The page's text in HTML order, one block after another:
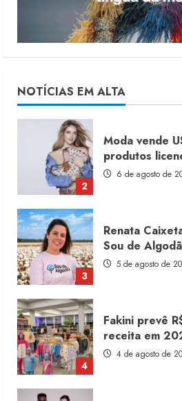
NOTÍCIAS EM ALTA
5
1
7 de agosto de
2
Moda vende
produtos
6 de agosto de
3
Renata
Sou de
5 de agosto de
4
Fakini prevê
receita em
4 de agosto de